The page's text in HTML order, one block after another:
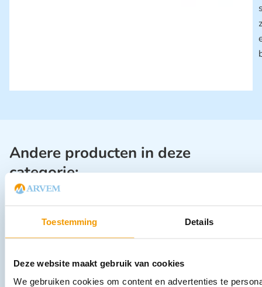
Toestemming Details
Deze website maakt gebruik van cookies
We gebruiken cookies om content en advertenties te
Andere producten in deze
categorie: